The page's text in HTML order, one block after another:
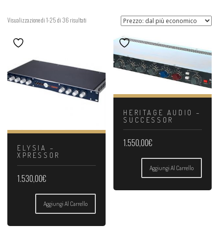
Visualizzazione di 1-25 di 36 risultati
ELYSIA –
XPRESSOR
1.530,00€
Aggiungi Al Carrello
HERITAGE AUDIO –
SUCCESSOR
1.550,00€
Aggiungi Al Carrello